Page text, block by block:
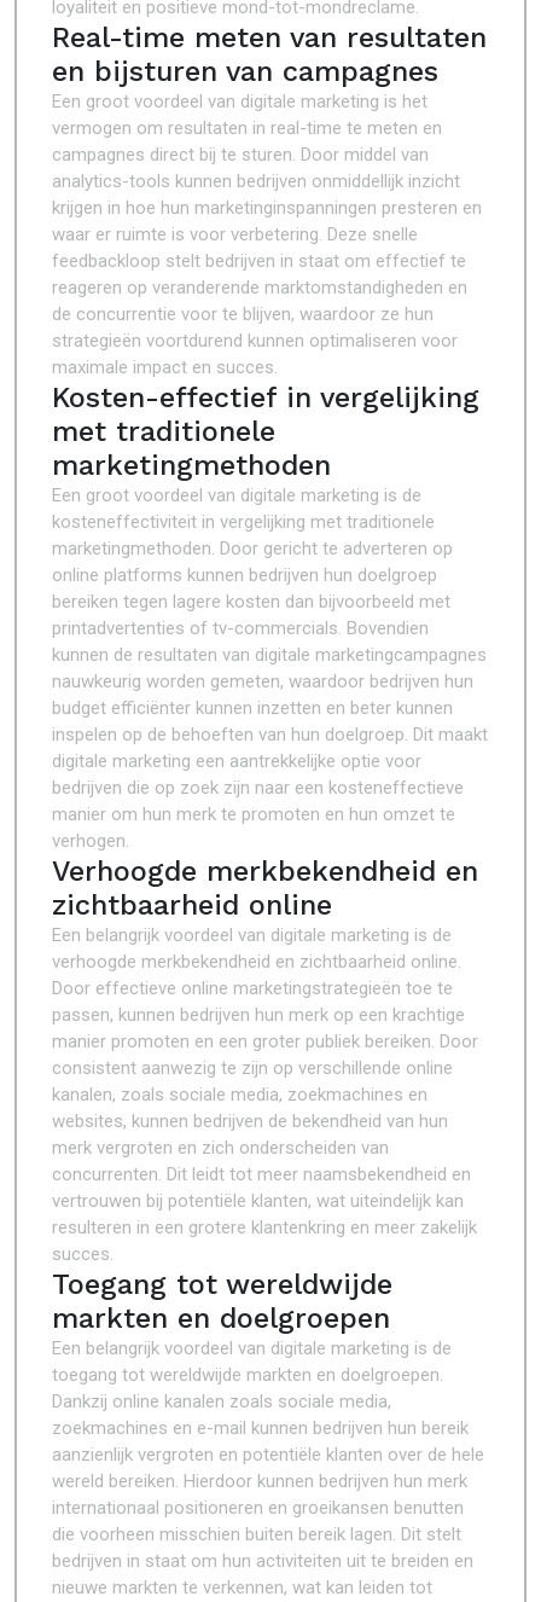
loyaliteit en positieve mond-tot-mondreclame.
Real-time meten van resultaten
en bijsturen van campagnes
Een groot voordeel van digitale marketing is het
vermogen om resultaten in real-time te meten en
campagnes direct bij te sturen. Door middel van
analytics-tools kunnen bedrijven onmiddellijk inzicht
krijgen in hoe hun marketinginspanningen presteren en
waar er ruimte is voor verbetering. Deze snelle
feedbackloop stelt bedrijven in staat om effectief te
reageren op veranderende marktomstandigheden en
de concurrentie voor te blijven, waardoor ze hun
strategieën voortdurend kunnen optimaliseren voor
maximale impact en succes.
Kosten-effectief in vergelijking
met traditionele
marketingmethoden
Een groot voordeel van digitale marketing is de
kosteneffectiviteit in vergelijking met traditionele
marketingmethoden. Door gericht te adverteren op
online platforms kunnen bedrijven hun doelgroep
bereiken tegen lagere kosten dan bijvoorbeeld met
printadvertenties of tv-commercials. Bovendien
kunnen de resultaten van digitale marketingcampagnes
nauwkeurig worden gemeten, waardoor bedrijven hun
budget efficiënter kunnen inzetten en beter kunnen
inspelen op de behoeften van hun doelgroep. Dit maakt
digitale marketing een aantrekkelijke optie voor
bedrijven die op zoek zijn naar een kosteneffectieve
manier om hun merk te promoten en hun omzet te
verhogen.
Verhoogde merkbekendheid en
zichtbaarheid online
Een belangrijk voordeel van digitale marketing is de
verhoogde merkbekendheid en zichtbaarheid online.
Door effectieve online marketingstrategieën toe te
passen, kunnen bedrijven hun merk op een krachtige
manier promoten en een groter publiek bereiken. Door
consistent aanwezig te zijn op verschillende online
kanalen, zoals sociale media, zoekmachines en
websites, kunnen bedrijven de bekendheid van hun
merk vergroten en zich onderscheiden van
concurrenten. Dit leidt tot meer naamsbekendheid en
vertrouwen bij potentiële klanten, wat uiteindelijk kan
resulteren in een grotere klantenkring en meer zakelijk
succes.
Toegang tot wereldwijde
markten en doelgroepen
Een belangrijk voordeel van digitale marketing is de
toegang tot wereldwijde markten en doelgroepen.
Dankzij online kanalen zoals sociale media,
zoekmachines en e-mail kunnen bedrijven hun bereik
aanzienlijk vergroten en potentiële klanten over de hele
wereld bereiken. Hierdoor kunnen bedrijven hun merk
internationaal positioneren en groeikansen benutten
die voorheen misschien buiten bereik lagen. Dit stelt
bedrijven in staat om hun activiteiten uit te breiden en
nieuwe markten te verkennen, wat kan leiden tot